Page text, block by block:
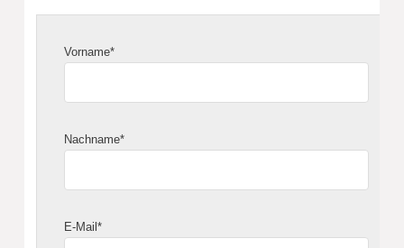
Vorname*
Nachname*
E-Mail*